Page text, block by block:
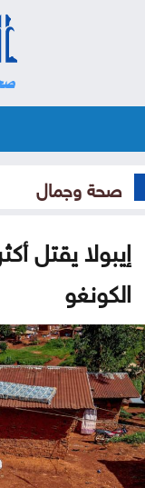
صحة وجمال
الكونغو